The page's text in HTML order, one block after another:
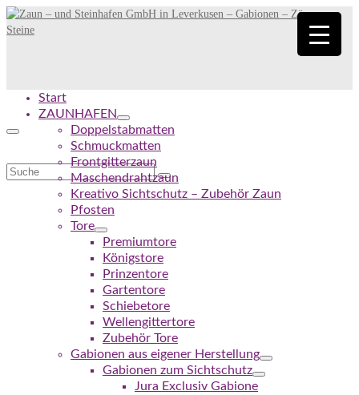
Suche
Start
ZAUNHAFEN
Doppelstabmatten
Schmuckmatten
Frontgitterzaun
Maschendrahtzaun
Kreativo Sichtschutz – Zubehör Zaun
Pfosten
Tore
Premiumtore
Königstore
Prinzentore
Gartentore
Schiebetore
Wellengittertore
Zubehör Tore
Gabionen aus eigener Herstellung
Gabionen zum Sichtschutz
Jura Exclusiv Gabione